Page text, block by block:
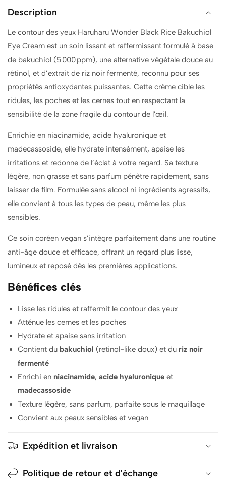
BAKUCHIOL
CREAM
20ML
CREAM
20ML
Description
Le contour des yeux Haruharu Wonder Black Rice Bakuchiol
Eye Cream est un soin lissant et raffermissant formulé à base
de bakuchiol (5 000 ppm), une alternative végétale douce au
rétinol, et d’extrait de riz noir fermenté, reconnu pour ses
propriétés antioxydantes puissantes. Cette crème cible les
ridules, les poches et les cernes tout en respectant la
sensibilité de la zone fragile du contour de l'œil.
Enrichie en niacinamide, acide hyaluronique et
madecassoside, elle hydrate intensément, apaise les
irritations et redonne de l’éclat à votre regard. Sa texture
légère, non grasse et sans parfum pénètre rapidement, sans
laisser de film. Formulée sans alcool ni ingrédients agressifs,
elle convient à tous les types de peau, même les plus
sensibles.
Ce soin coréen vegan s’intègre parfaitement dans une routine
anti-âge douce et efficace, offrant un regard plus lisse,
lumineux et reposé dès les premières applications.
Bénéfices clés
Lisse les ridules et raffermit le contour des yeux
Atténue les cernes et les poches
Hydrate et apaise sans irritation
Contient du bakuchiol (retinol-like doux) et du riz noir
fermenté
Enrichi en niacinamide, acide hyaluronique et
madecassoside
Texture légère, sans parfum, parfaite sous le maquillage
Convient aux peaux sensibles et vegan
Expédition et livraison
Politique de retour et d'échange